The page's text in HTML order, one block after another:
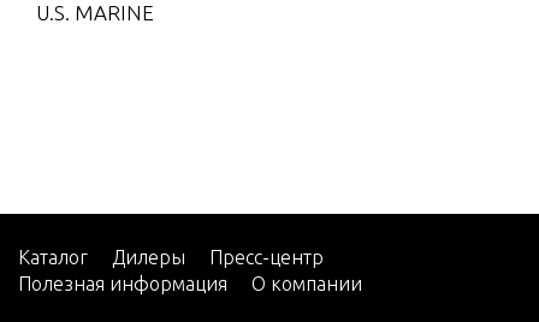
U.S. MARINE
6
6 (2 CYL.)(2-
Каталог Дилеры
Пресс-центр
Полезная информация
О компании